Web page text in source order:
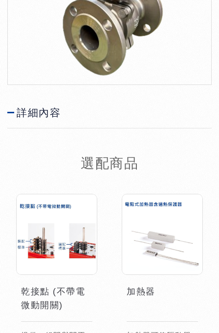
詳細內容
選配商品
乾接點 (不帶電
微動開關)
加熱器